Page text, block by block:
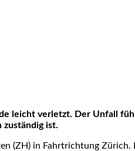
leicht verletzt. Der Unfall
ist.
(ZH) in Fahrtrichtung Zürich.